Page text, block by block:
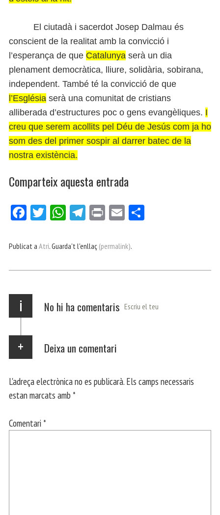
El ciutadà i sacerdot Josep Dalmau és
conscient de la realitat amb la convicció i
l’esperança de que Catalunya serà un dia
plenament democràtica, lliure, solidària, sobirana,
independent. També té la convicció de que
l’Església serà una comunitat de cristians
alliberada d’estructures poc o gens evangèliques. I
creu que serem acollits pel Déu de Jesús com ja ho
som des del primer sospir al darrer batec de la
nostra existència.
Comparteix aquesta entrada
Fa
bo
Tw
er
W
ts
p
Te
gr
m
Pri E
ail
ei
Publicat a Atri. Guarda't l'enllaç (permalink).
i No hi ha comentaris Escriu el teu
Deixa un comentari
L'adreça electrònica no es publicarà. Els camps necessaris
estan marcats amb *
Comentari *